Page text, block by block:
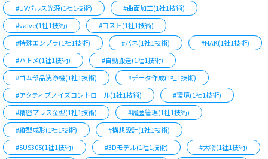
#UVパルス光源(1社1技術)
#曲面加工(1社1技術)
#valve(1社1技術)
#コスト(1社1技術)
#特殊エンプラ(1社1技術)
#バネ(1社1技術)
#NAK(1社1技術)
#ハトメ(1社1技術)
#自動搬送(1社1技術)
#ゴム部品洗浄機(1社1技術)
#データ作成(1社1技術)
#アクティブノイズコントロール(1社1技術)
#環境(1社1技術)
#精密プレス金型(1社1技術)
#履歴管理(1社1技術)
#縦型成形(1社1技術)
#構想設計(1社1技術)
#SUS305(1社1技術)
#3Dモデル(1社1技術)
#大物(1社1技術)